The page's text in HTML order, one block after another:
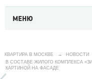
МЕНЮ
КВАРТИРА В МОСКВЕ → НОВОСТИ
В СОСТАВЕ ЖИЛОГО КОМПЛЕКСА
КАРТИНОЙ НА ФАСАДЕ